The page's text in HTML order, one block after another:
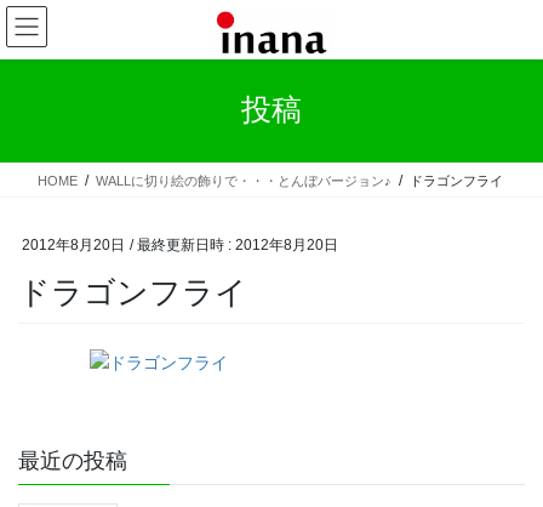
コ
ン
テ
ス
ナ
ビ
ゲ
ン
投稿
HOME WALLに切り絵の飾りで・・・とんぼバージョン♪ ドラゴンフライ
2012年8月20日 / 最終更新日時 : 2012年8月20日
ドラゴンフライ
最近の投稿